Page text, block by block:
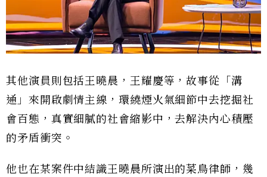
其他演員則包括王曉晨，王耀慶等，故事從「溝
通」來開啟劇情主線，環繞煙火氣細節中去挖掘社
會百態，真實細膩的社會縮影中，去解決內心積壓
的矛盾衝突。
他也在某案件中結識王曉晨所演出的菜鳥律師，幾